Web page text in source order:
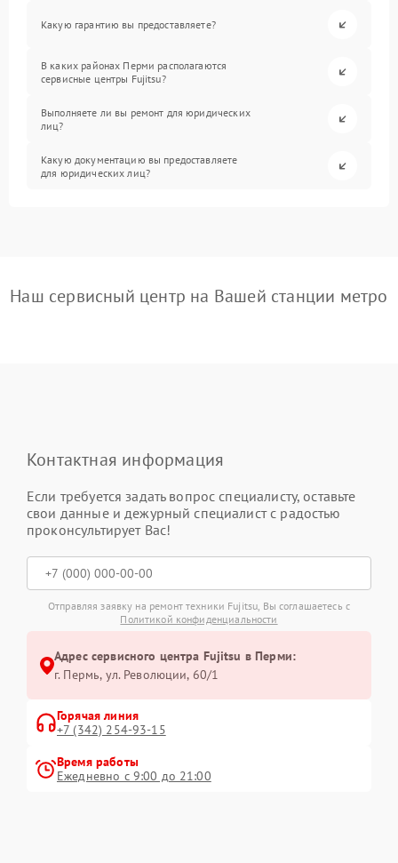
Какую гарантию вы предоставляете?
В каких районах Перми располагаются
сервисные центры Fujitsu?
Выполняете ли вы ремонт для юридических
лиц?
Какую документацию вы предоставляете
для юридических лиц?
Наш сервисный центр на Вашей станции метро
Контактная информация
Если требуется задать вопрос специалисту, оставьте
свои данные и дежурный специалист с радостью
проконсультирует Вас!
Отправляя заявку на ремонт техники Fujitsu, Вы соглашаетесь с
Политикой конфиденциальности
Адрес сервисного центра Fujitsu в Перми:
г. Пермь, ул. ​Революции, 60/1
Горячая линия
+7 (342) 254-93-15
Время работы
Ежедневно с 9:00 до 21:00